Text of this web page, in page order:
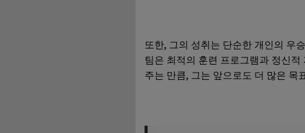
또한, 그의 성취는 단순한 개인의 우
팀은 최적의 훈련 프로그램과 정신
주는 만큼, 그는 앞으로도 더 많은 목